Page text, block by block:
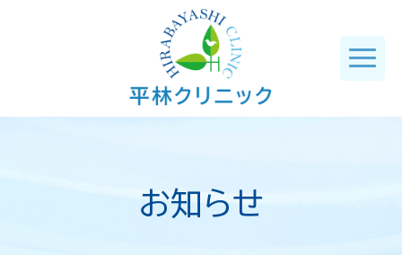
お知らせ